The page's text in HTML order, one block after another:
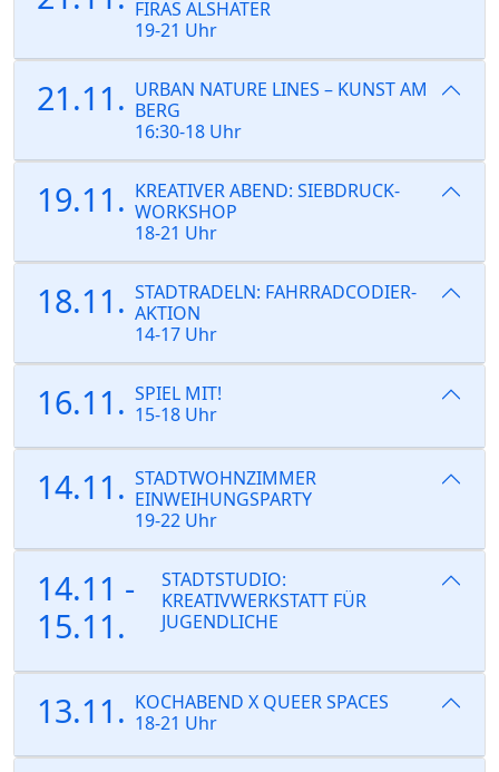
FIRAS ALSHATER
19-21 Uhr
21.11. URBAN NATURE LINES – KUNST AM
BERG
16:30-18 Uhr
19.11. KREATIVER ABEND: SIEBDRUCK-
WORKSHOP
18-21 Uhr
18.11. STADTRADELN: FAHRRADCODIER-
AKTION
14-17 Uhr
16.11. SPIEL MIT!
15-18 Uhr
14.11. STADTWOHNZIMMER
EINWEIHUNGSPARTY
19-22 Uhr
14.11 -
15.11.
STADTSTUDIO:
KREATIVWERKSTATT FÜR
JUGENDLICHE
13.11. KOCHABEND X QUEER SPACES
18-21 Uhr